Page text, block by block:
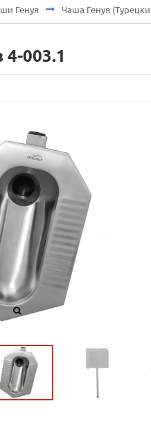
Генуя Чаша Генуя
4-003.1